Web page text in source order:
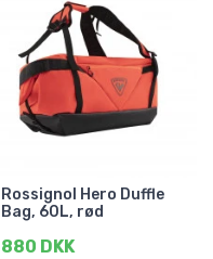
Rossignol Hero Duffle
Bag, 60L, rød
880 DKK